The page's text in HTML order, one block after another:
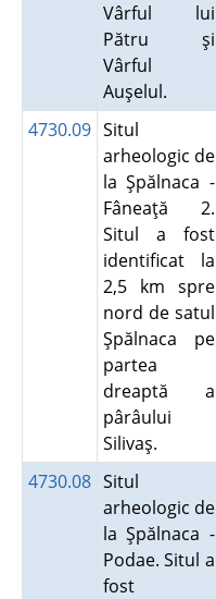
Vârful lui
Pătru şi
Vârful
Auşelul.
4730.09 Situl
arheologic de
la Şpălnaca -
Fâneaţă 2.
Situl a fost
identificat la
2,5 km spre
nord de satul
Şpălnaca pe
partea
dreaptă a
pârâului
Silivaş.
4730.08 Situl
arheologic de
la Şpălnaca -
Podae. Situl a
fost